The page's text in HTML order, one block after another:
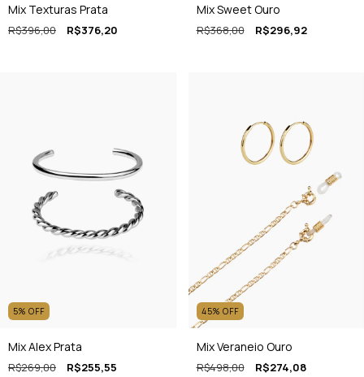
Mix Texturas Prata
R$396,00 R$376,20
Mix Sweet Ouro
R$368,00 R$296,92
5% OFF
Mix Alex Prata
R$269,00 R$255,55
45% OFF
Mix Veraneio Ouro
R$498,00 R$274,08